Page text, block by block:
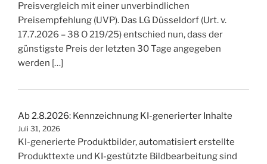
Preisvergleich mit einer unverbindlichen
Preisempfehlung (UVP). Das LG Düsseldorf (Urt. v.
17.7.2026 – 38 O 219/25) entschied nun, dass der
günstigste Preis der letzten 30 Tage angegeben
werden […]
Ab 2.8.2026: Kennzeichnung KI-generierter Inhalte
Juli 31, 2026
KI-generierte Produktbilder, automatisiert erstellte
Produkttexte und KI-gestützte Bildbearbeitung sind